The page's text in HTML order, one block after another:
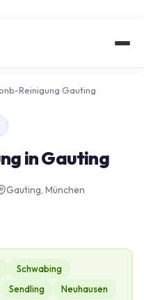
Reinigung Gauting
in Gauting
Gauting, München
Schwabing
Sendling
Neuhausen